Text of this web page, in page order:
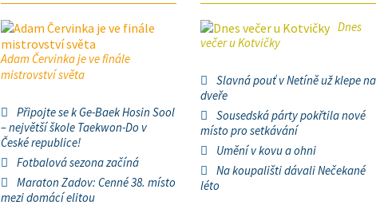
Adam Červinka je ve finále
mistrovství světa
Připojte se k Ge-Baek Hosin Sool
– největší škole Taekwon-Do v
České republice!
Fotbalová sezona začíná
Maraton Zadov: Cenné 38. místo
mezi domácí elitou
Dnes
večer u Kotvičky
Slavná pouť v Netíně už klepe na
dveře
Sousedská párty pokřtila nové
místo pro setkávání
Umění v kovu a ohni
Na koupališti dávali Nečekané
léto